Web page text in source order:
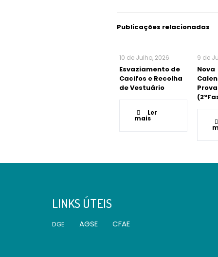
Publicações relacionadas
10 de Julho, 2026
Esvaziamento de
Cacifos e Recolha
de Vestuário
Ler
mais
9 de
Nova
LINKS ÚTEIS
DGE AGSE CFAE